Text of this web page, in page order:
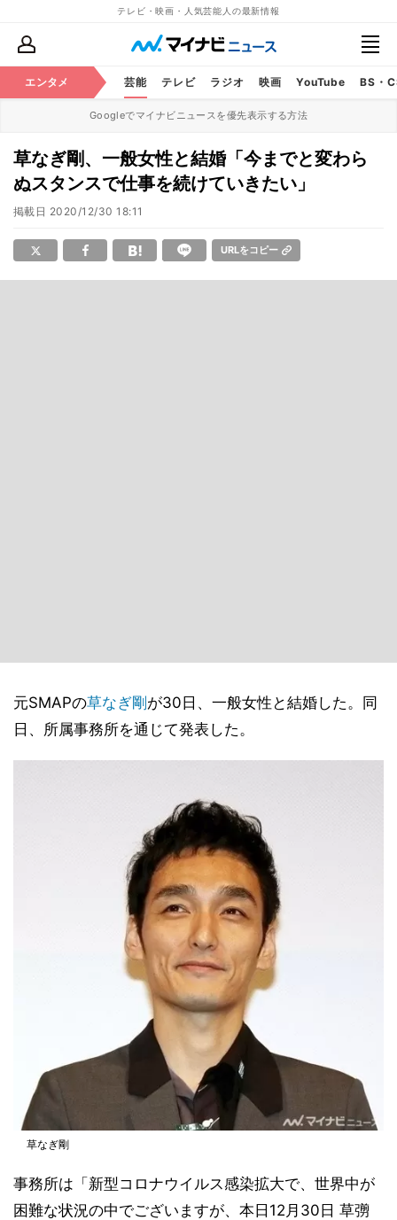
テレビ・映画・人気芸能人の最新情報
エンタメ 芸能 テレビ ラジオ 映画 YouTube BS・
Googleでマイナビニュースを優先表示する方法
草なぎ剛、一般女性と結婚「今までと変わら
ぬスタンスで仕事を続けていきたい」
掲載日 2020/12/30 18:11
URLをコピー
元SMAPの草なぎ剛 が30日、一般女性と結婚した。同
日、所属事務所を通じて発表した。
草なぎ剛
事務所は「新型コロナウイルス感染拡大で、世界中が
困難な状況の中でございますが、本日12月30日 草彅